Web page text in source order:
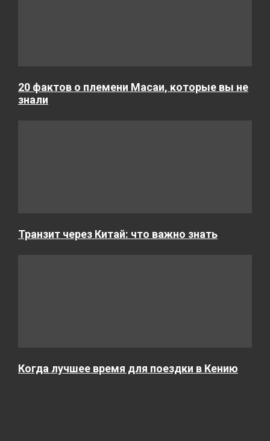
20 фактов о племени Масаи, которые вы не
знали
Транзит через Китай: что важно знать
Когда лучшее время для поездки в Кению